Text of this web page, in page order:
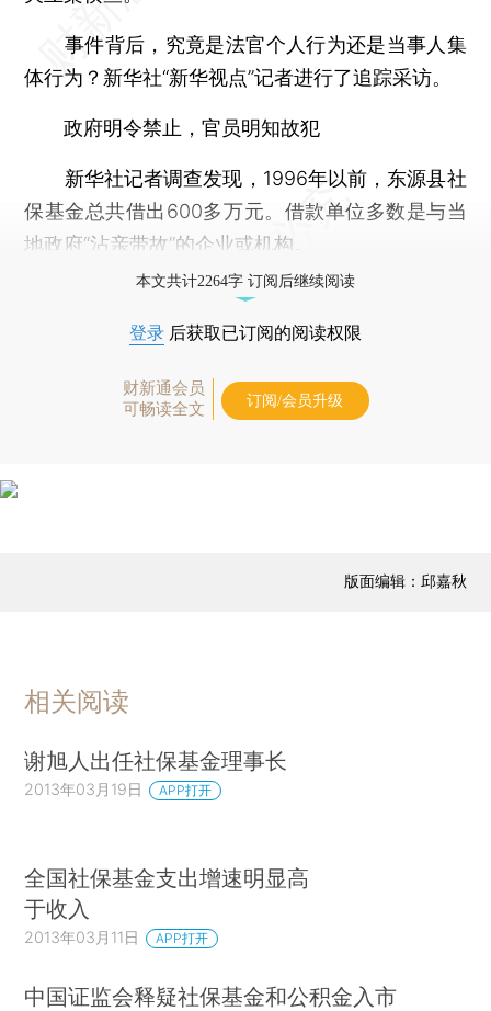
事件背后，究竟是法官个人行为还是当事人集
体行为？新华社“新华视点”记者进行了追踪采访。
政府明令禁止，官员明知故犯
新华社记者调查发现，1996年以前，东源县社
保基金总共借出600多万元。借款单位多数是与当
地政府“沾亲带故”的企业或机构。
本文共计2264字 订阅后继续阅读
登录 后获取已订阅的阅读权限
财新通会员
可畅读全文
订阅/会员升级
版面编辑：邱嘉秋
相关阅读
谢旭人出任社保基金理事长
2013年03月19日 APP打开
全国社保基金支出增速明显高
于收入
2013年03月11日 APP打开
中国证监会释疑社保基金和公积金入市